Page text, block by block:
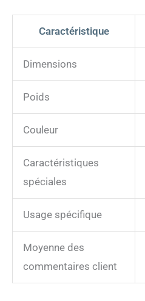
Caractéristique
Dimensions
Poids
Couleur
Caractéristiques
spéciales
Usage spécifique
Moyenne des
commentaires client